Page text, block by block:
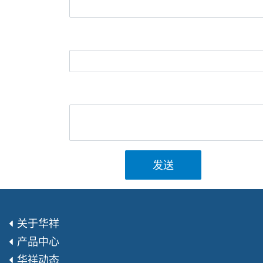
发送
关于华祥
产品中心